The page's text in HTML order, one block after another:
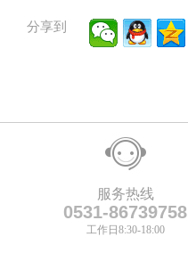
分享到
服务热线
0531-86739758
工作日8:30-18:00